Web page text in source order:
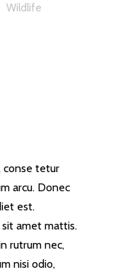
Wildlife
conse tetur
arcu. Donec
est.
amet mattis.
rutrum nec,
nisi odio,